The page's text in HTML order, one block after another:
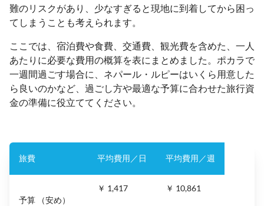
難のリスクがあり、少なすぎると現地に到着してから困っ
てしまうことも考えられます。
ここでは、宿泊費や食費、交通費、観光費を含めた、一人
あたりに必要な費用の概算を表にまとめました。ポカラで
一週間過ごす場合に、ネパール・ルピーはいくら用意した
ら良いのかなど、過ごし方や最適な予算に合わせた旅行資
金の準備に役立ててください。
旅費 平均費用／日 平均費用／週
予算 （安め）
￥ 1,417 ￥ 10,861